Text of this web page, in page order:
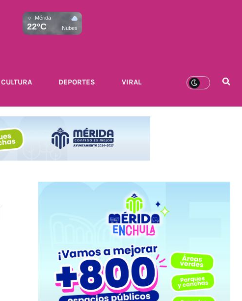
Mérida
22°C Nubes
CULTURA DEPORTES VIRAL